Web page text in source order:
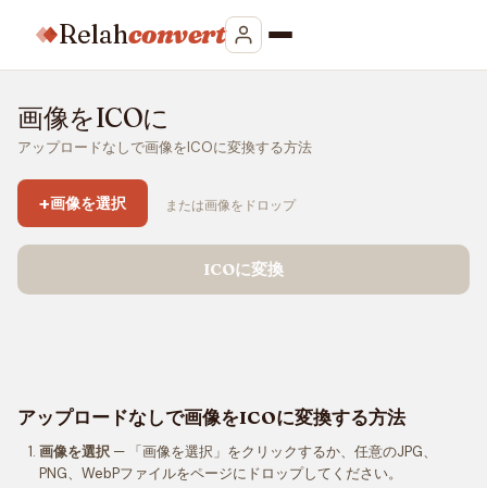
Relahconvert
画像をICOに
アップロードなしで画像をICOに変換する方法
+画像を選択 または画像をドロップ
ICOに変換
アップロードなしで画像をICOに変換する方法
画像を選択 — 「画像を選択」をクリックするか、任意のJPG、
PNG、WebPファイルをページにドロップしてください。